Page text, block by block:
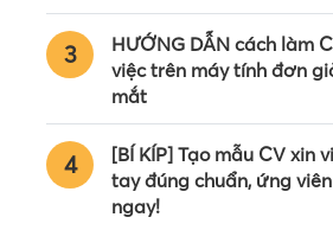
3
HƯỚNG DẪN cách làm
việc trên máy tính đơn
mắt
4
[BÍ KÍP] Tạo mẫu CV xin
tay đúng chuẩn, ứng
ngay!